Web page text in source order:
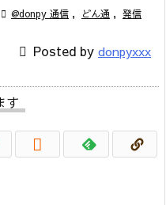
 @donpy 通信 , どん通 , 発信
 Posted by donpyxxx
す
